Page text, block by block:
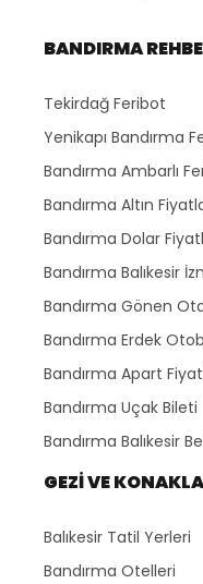
BANDIRMA
Tekirdağ Feribot
Yenikapı Bandırma
Bandırma Ambarlı
Bandırma Altın
Bandırma Dolar
Bandırma Balıkesir
Bandırma Gönen
Bandırma Erdek
Bandırma Apart
Bandırma Uçak Bileti
Bandırma Balıkesir
GEZİ VE
Balıkesir Tatil Yerleri
Bandırma Otelleri